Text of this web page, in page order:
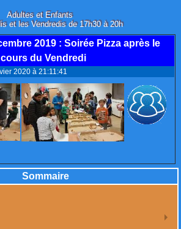
Adultes et Enfants
et les Vendredis de 17h30 à 20h
2019: Soirée Pizza après le
cours du Vendredi
2020 à 21:11:41
Sommaire